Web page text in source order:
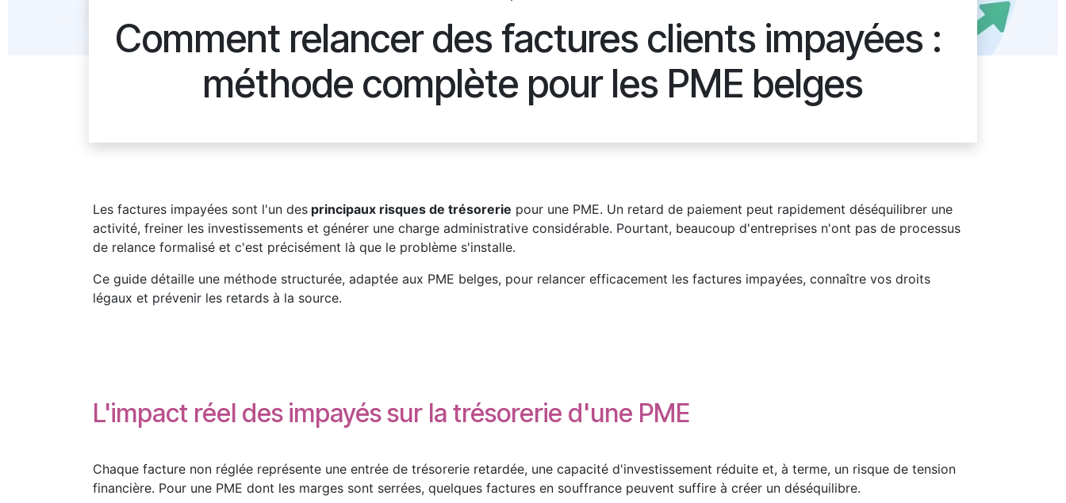
Comment relancer des factures clients impayées :
méthode complète pour les PME belges
Les factures impayées sont l'un des principaux risques de trésorerie pour une PME. Un retard de paiement peut rapidement déséquilibrer une
activité, freiner les investissements et générer une charge administrative considérable. Pourtant, beaucoup d'entreprises n'ont pas de processus
de relance formalisé et c'est précisément là que le problème s'installe.
Ce guide détaille une méthode structurée, adaptée aux PME belges, pour relancer efficacement les factures impayées, connaître vos droits
légaux et prévenir les retards à la source.
L'impact réel des impayés sur la trésorerie d'une PME
Chaque facture non réglée représente une entrée de trésorerie retardée, une capacité d'investissement réduite et, à terme, un risque de tension
financière. Pour une PME dont les marges sont serrées, quelques factures en souffrance peuvent suffire à créer un déséquilibre.